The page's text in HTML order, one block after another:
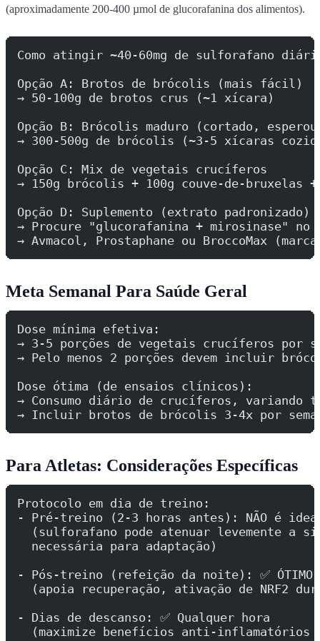
(aproximadamente 200-400 µmol de glucorafanina dos alimentos).
Como atingir ~40-60mg de sulforafano
Opção A: Brotos de brócolis (mais fácil)
→ 50-100g de brotos crus (~1 xícara)
Opção B: Brócolis maduro (cortado,
→ 300-500g de brócolis (~3-5 xícaras
Opção C: Mix de vegetais crucíferos
→ 150g brócolis + 100g couve-de-bruxelas +
Opção D: Suplemento (extrato padronizado)
→ Procure "glucorafanina + mirosinase" no
→ Avmacol, Prostaphane ou BroccoMax
Meta Semanal Para Saúde Geral
Dose mínima efetiva:
→ 3-5 porções de vegetais crucíferos por
→ Pelo menos 2 porções devem incluir
Dose ótima (de ensaios clínicos):
→ Consumo diário de crucíferos, variando
→ Incluir brotos de brócolis 3-4x por
Para Atletas: Considerações Específicas
Protocolo em dia de treino:
- Pré-treino (2-3 horas antes): NÃO é
(sulforafano pode atenuar levemente a
  necessária para adaptação)
- Pós-treino (refeição da noite): ✅ ÓTIMO
(apoia recuperação, ativação de NRF2
- Dias de descanso: ✅ Qualquer hora
(maximize benefícios anti-inflamatórios